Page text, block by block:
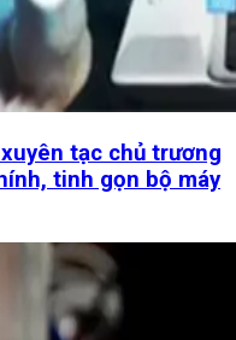
tạc chủ trương
tinh gọn bộ máy